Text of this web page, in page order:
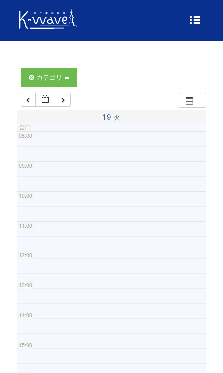
カテゴリ
19 火
全日
04:00
06:00
07:00
08:00
09:00
10:00
11:00
12:00
13:00
14:00
15:00